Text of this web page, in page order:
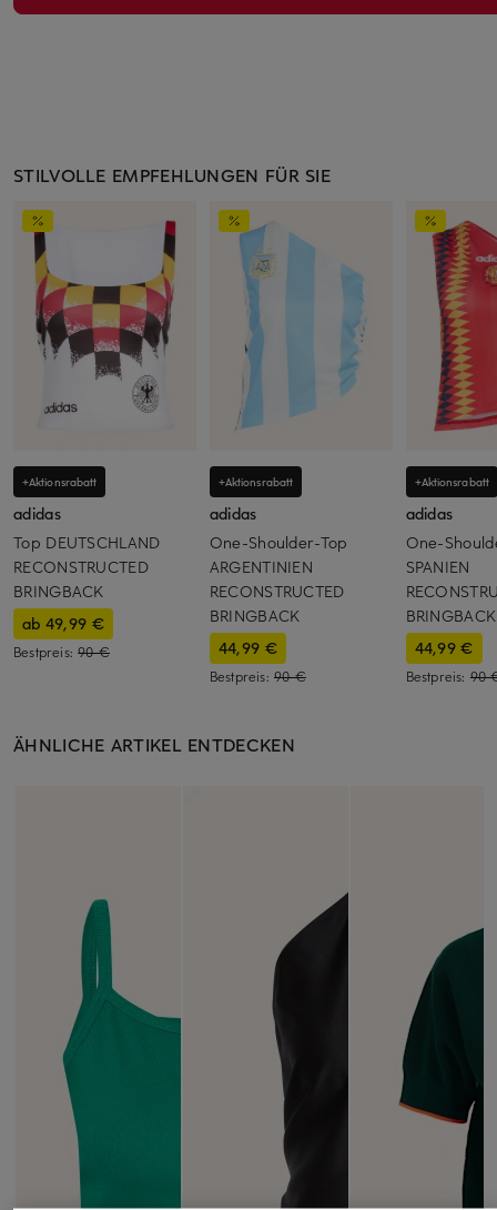
STILVOLLE EMPFEHLUNGEN FÜR SIE
+Aktionsrabatt
adidas
Top DEUTSCHLAND
RECONSTRUCTED
BRINGBACK
ab 49,99 €
Bestpreis:90 €
+Aktionsrabatt
adidas
One-Shoulder-Top
ARGENTINIEN
RECONSTRUCTED
BRINGBACK
44,99 €
Bestpreis: 90 €
+Aktionsrabatt
adidas
One-
SPANIEN
BRINGBACK
44,99 €
Bestpreis: 90
ÄHNLICHE ARTIKEL ENTDECKEN